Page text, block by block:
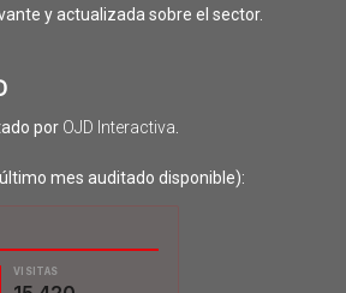
y actualizada sobre el sector.
por OJD Interactiva
mes auditado disponible):